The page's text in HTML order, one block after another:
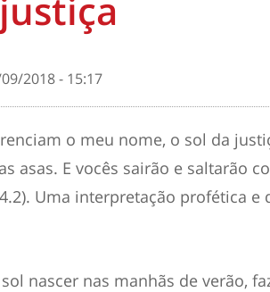
2018 - 15:17
o meu nome, o sol da
asas. E vocês sairão e saltarão
Uma interpretação profética e
nascer nas manhãs de verão,